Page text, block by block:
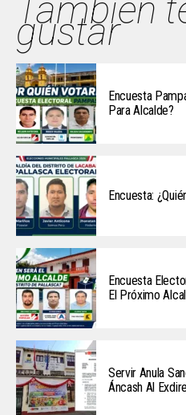
También
gustar
Encuesta
Para Alcalde?
Encuesta:
Encuesta
El Próximo
Servir Anula
Áncash Al